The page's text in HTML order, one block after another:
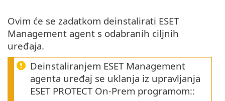
Ovim će se zadatkom deinstalirati ESET
Management agent s odabranih ciljnih
uređaja.
Deinstaliranjem ESET Management
agenta uređaj se uklanja iz upravljanja
ESET PROTECT On-Prem programom::